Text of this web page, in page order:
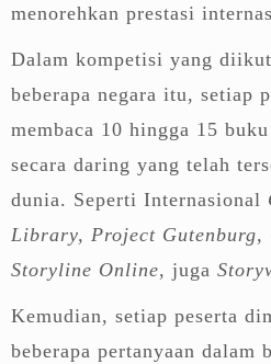
menorehkan prestasi
Dalam kompetisi yang
beberapa negara itu, setiap
membaca 10 hingga 15
secara daring yang telah
dunia. Seperti Internasional
Library, Project Gutenburg,
Storyline Online, juga
Kemudian, setiap peserta
beberapa pertanyaan dalam